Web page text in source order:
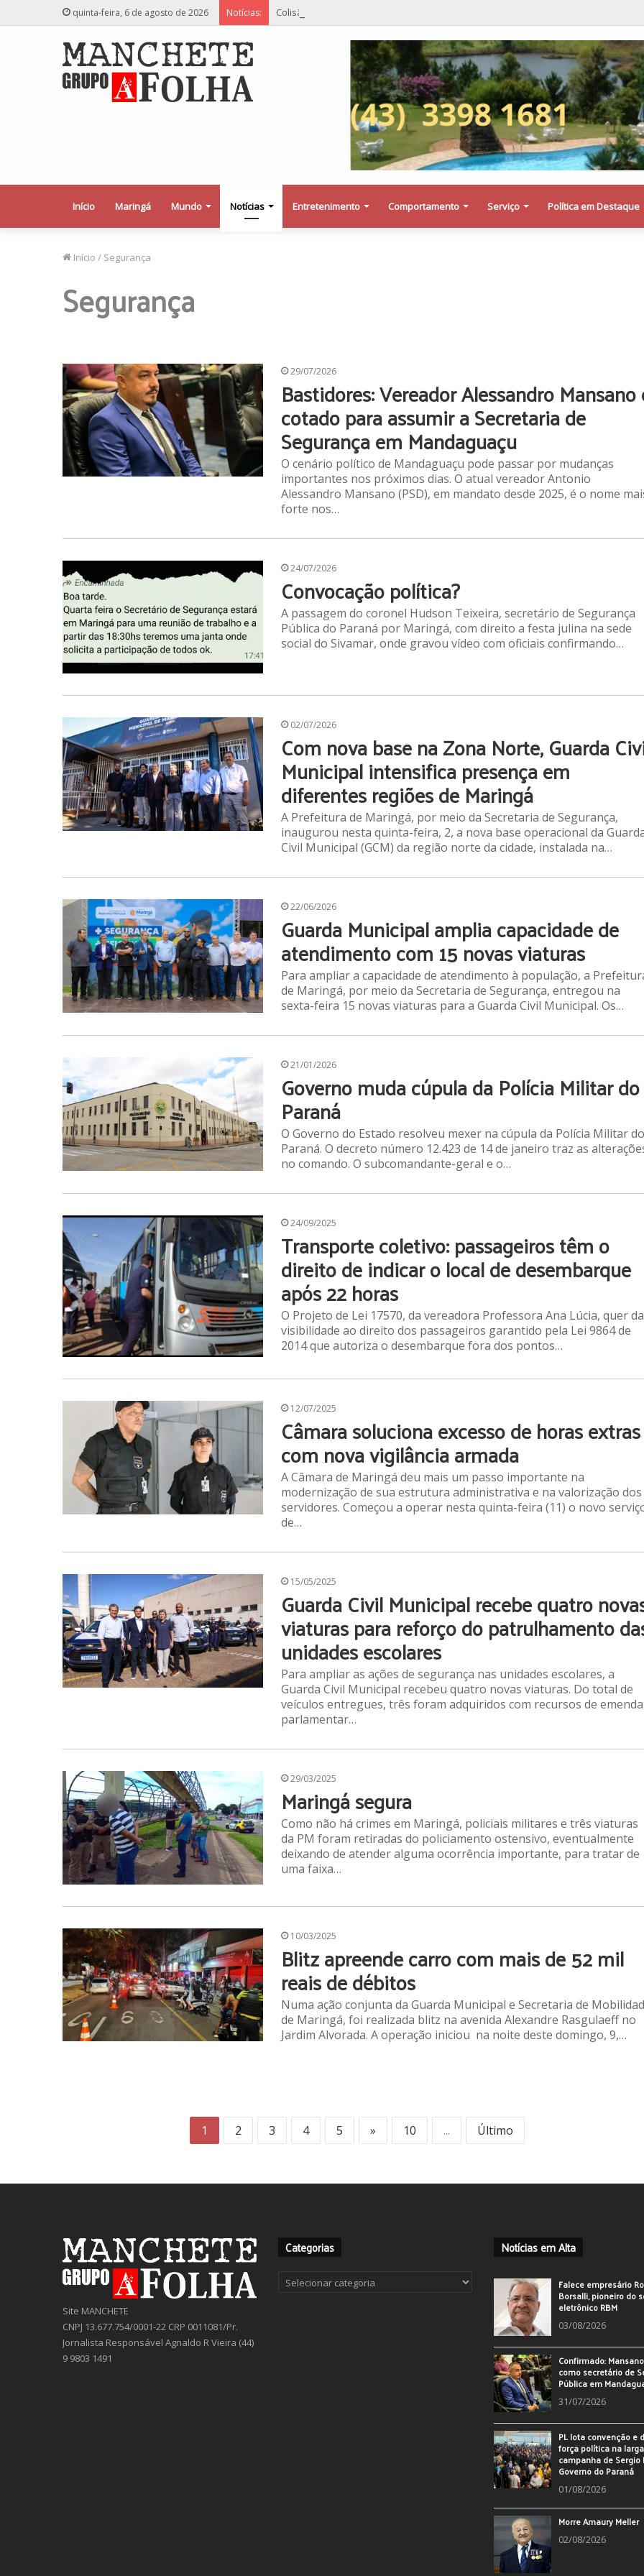
quinta-feira, 6 de agosto de 2026 Notícias: Colisão violenta entre Falcon e veículo da Prefeitura de Floresta termina com dois
Início Maringá Mundo Notícias Entretenimento Comportamento Serviço Política em Destaque
Início / Segurança
Segurança
29/07/2026
Bastidores: Vereador Alessandro Mansano
cotado para assumir a Secretaria de
Segurança em Mandaguaçu
O cenário político de Mandaguaçu pode passar por mudanças
importantes nos próximos dias. O atual vereador Antonio
Alessandro Mansano (PSD), em mandato desde 2025, é o nome
forte nos…
24/07/2026
Convocação política?
A passagem do coronel Hudson Teixeira, secretário de Segurança
Pública do Paraná por Maringá, com direito a festa julina na sede
social do Sivamar, onde gravou vídeo com oficiais confirmando…
02/07/2026
Com nova base na Zona Norte, Guarda
Municipal intensifica presença em
diferentes regiões de Maringá
A Prefeitura de Maringá, por meio da Secretaria de Segurança,
inaugurou nesta quinta-feira, 2, a nova base operacional da
Civil Municipal (GCM) da região norte da cidade, instalada na…
22/06/2026
Guarda Municipal amplia capacidade de
atendimento com 15 novas viaturas
Para ampliar a capacidade de atendimento à população, a
de Maringá, por meio da Secretaria de Segurança, entregou na
sexta-feira 15 novas viaturas para a Guarda Civil Municipal. Os…
21/01/2026
Governo muda cúpula da Polícia Militar do
Paraná
O Governo do Estado resolveu mexer na cúpula da Polícia Militar do
Paraná. O decreto número 12.423 de 14 de janeiro traz as
no comando. O subcomandante-geral e o…
24/09/2025
Transporte coletivo: passageiros têm o
direito de indicar o local de desembarque
após 22 horas
O Projeto de Lei 17570, da vereadora Professora Ana Lúcia, quer
visibilidade ao direito dos passageiros garantido pela Lei 9864 de
2014 que autoriza o desembarque fora dos pontos…
12/07/2025
Câmara soluciona excesso de horas extras
com nova vigilância armada
A Câmara de Maringá deu mais um passo importante na
modernização de sua estrutura administrativa e na valorização dos
servidores. Começou a operar nesta quinta-feira (11) o novo
de…
15/05/2025
Guarda Civil Municipal recebe quatro
viaturas para reforço do patrulhamento
unidades escolares
Para ampliar as ações de segurança nas unidades escolares, a
Guarda Civil Municipal recebeu quatro novas viaturas. Do total de
veículos entregues, três foram adquiridos com recursos de emenda
parlamentar…
29/03/2025
Maringá segura
Como não há crimes em Maringá, policiais militares e três viaturas
da PM foram retiradas do policiamento ostensivo, eventualmente
deixando de atender alguma ocorrência importante, para tratar de
uma faixa…
10/03/2025
Blitz apreende carro com mais de 52 mil
reais de débitos
Numa ação conjunta da Guarda Municipal e Secretaria de
de Maringá, foi realizada blitz na avenida Alexandre Rasgulaeff no
Jardim Alvorada. A operação iniciou na noite deste domingo, 9,…
1 2 3 4 5 » 10 ... Último
Site MANCHETE
CNPJ 13.677.754/0001-22 CRP 0011081/Pr.
Jornalista Responsável Agnaldo R Vieira (44)
9 9803 1491
Categorias
Categorias
Notícias em Alta
Falece empresário
Borsalli, pioneiro do
eletrônico RBM
03/08/2026
Confirmado:
como secretário de
Pública em
31/07/2026
PL lota convenção e
força política na
campanha de Sergio
Governo do Paraná
01/08/2026
Morre Amaury Meller
02/08/2026